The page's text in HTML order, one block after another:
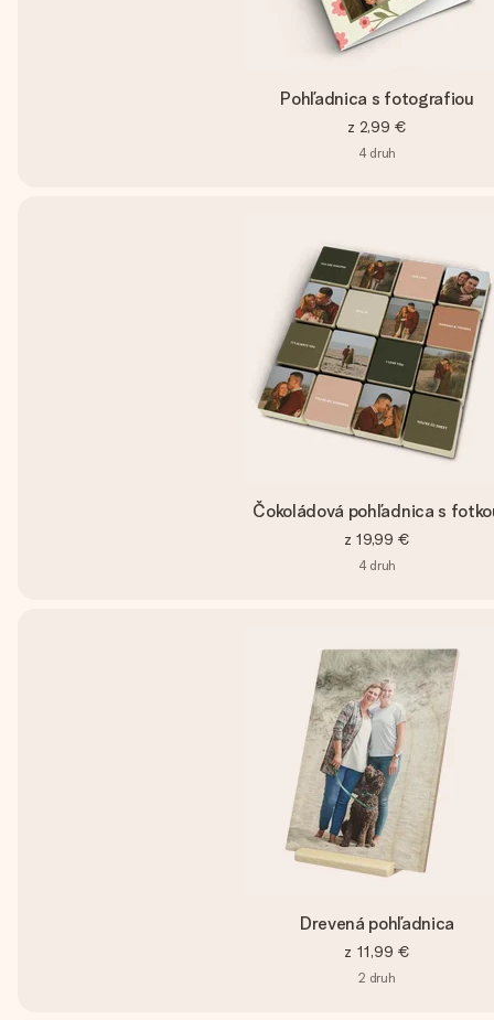
Pohľadnica s fotografiou
z 2,99 €
4 druh
Čokoládová pohľadnica s
z 19,99 €
4 druh
Drevená pohľadnica
z 11,99 €
2 druh